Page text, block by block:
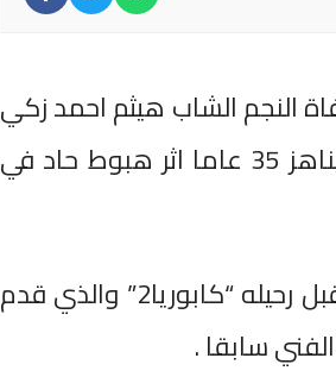
النجم الشاب هيثم احمد زكي
نجل النجم الاسمر الراحل احمد زكي وذلك عن عمر يناهز 35 عاما اثر هبوط حاد في
وكان هيثم يجهز لتقديم بطولة فيلم سينمائي كبير قبل رحيله “كابوريا2” والذي قدم
سابقا .